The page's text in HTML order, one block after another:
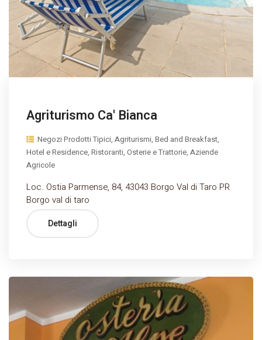
Agriturismo Ca' Bianca
Negozi Prodotti Tipici, Agriturismi, Bed and Breakfast,
Hotel e Residence, Ristoranti, Osterie e Trattorie, Aziende
Agricole
Loc. Ostia Parmense, 84, 43043 Borgo Val di Taro PR
Borgo val di taro
Dettagli